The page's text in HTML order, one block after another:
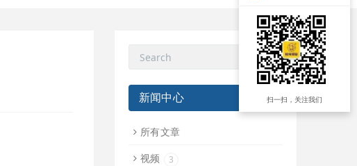
新闻中心
所有文章
视频
3
扫一扫，关注我们